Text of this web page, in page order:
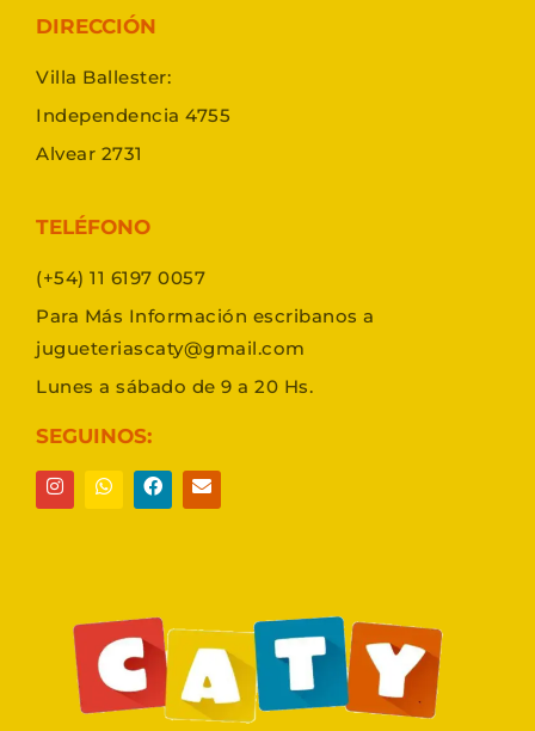
DIRECCIÓN
Villa Ballester:
Independencia 4755
Alvear 2731
TELÉFONO
(+54) 11 6197 0057
Para Más Información escribanos a
jugueteriascaty@gmail.com
Lunes a sábado de 9 a 20 Hs.
SEGUINOS: